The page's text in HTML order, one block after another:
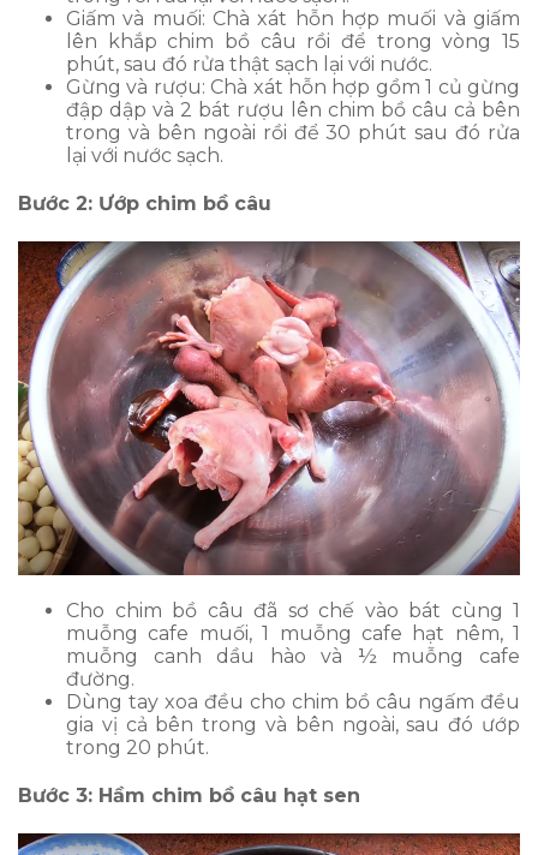
Giấm và muối: Chà xát hỗn hợp muối và giấm
lên khắp chim bồ câu rồi để trong vòng 15
phút, sau đó rửa thật sạch lại với nước.
Gừng và rượu: Chà xát hỗn hợp gồm 1 củ gừng
đập dập và 2 bát rượu lên chim bồ câu cả bên
trong và bên ngoài rồi để 30 phút sau đó rửa
lại với nước sạch.
Bước 2: Ướp chim bồ câu
Cho chim bồ câu đã sơ chế vào bát cùng 1
muỗng cafe muối, 1 muỗng cafe hạt nêm, 1
muỗng canh dầu hào và ½ muỗng cafe
đường.
Dùng tay xoa đều cho chim bồ câu ngấm đều
gia vị cả bên trong và bên ngoài, sau đó ướp
trong 20 phút.
Bước 3: Hầm chim bồ câu hạt sen